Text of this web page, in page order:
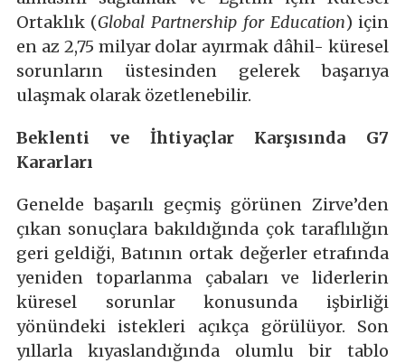
Ortaklık (Global Partnership for Education) için
en az 2,75 milyar dolar ayırmak dâhil- küresel
sorunların üstesinden gelerek başarıya
ulaşmak olarak özetlenebilir.
Beklenti ve İhtiyaçlar Karşısında G7
Kararları
Genelde başarılı geçmiş görünen Zirve’den
çıkan sonuçlara bakıldığında çok taraflılığın
geri geldiği, Batının ortak değerler etrafında
yeniden toparlanma çabaları ve liderlerin
küresel sorunlar konusunda işbirliği
yönündeki istekleri açıkça görülüyor. Son
yıllarla kıyaslandığında olumlu bir tablo